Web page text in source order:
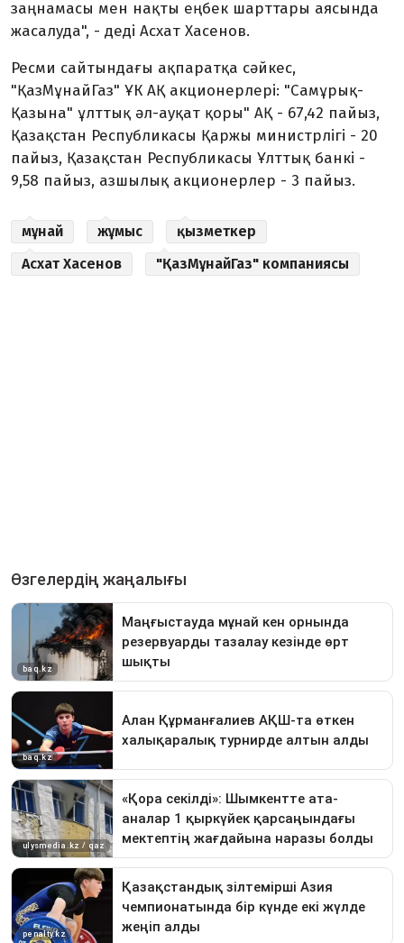
заңнамасы мен нақты еңбек шарттары аясында
жасалуда", - деді Асхат Хасенов.
Ресми сайтындағы ақпаратқа сәйкес,
"ҚазМұнайГаз" ҰК АҚ акционерлері: "Самұрық-
Қазына" ұлттық әл-ауқат қоры" АҚ - 67,42 пайыз,
Қазақстан Республикасы Қаржы министрлігі - 20
пайыз, Қазақстан Республикасы Ұлттық банкі -
9,58 пайыз, азшылық акционерлер - 3 пайыз.
мұнай жұмыс
қызметкер
Асхат Хасенов
"ҚазМұнайГаз" компаниясы